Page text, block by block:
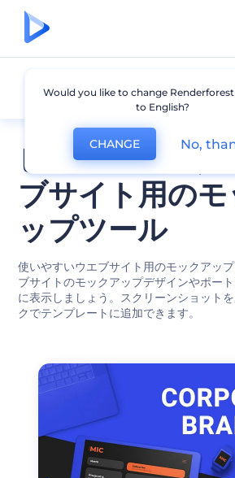
ビジネスと個
ブサイト用の
ップツール
使いやすいウエブサイト用のモックアッ
ブサイトのモックアップデザインやポー
に表示しましょう。スクリーンショット
クでテンプレートに追加できます。
ウェブサイトのモックアップ
Would you like to change
to English?
CHANGE No,